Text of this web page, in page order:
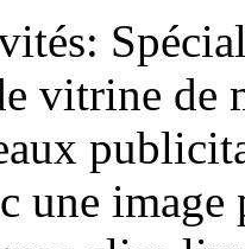
vitrine de
une